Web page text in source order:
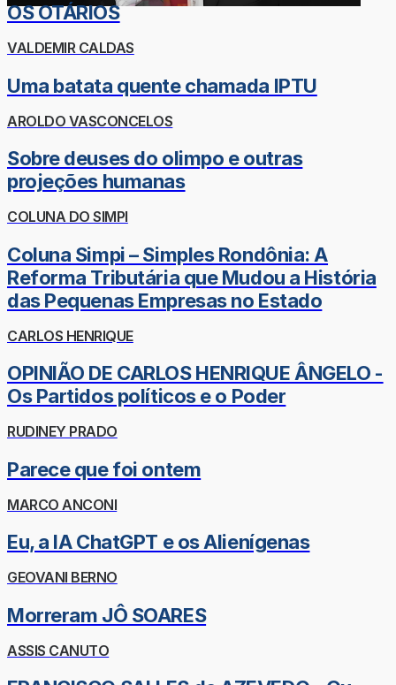
OS OTÁRIOS
VALDEMIR CALDAS
Uma batata quente chamada IPTU
AROLDO VASCONCELOS
Sobre deuses do olimpo e outras
projeções humanas
COLUNA DO SIMPI
Coluna Simpi – Simples Rondônia: A
Reforma Tributária que Mudou a História
das Pequenas Empresas no Estado
CARLOS HENRIQUE
OPINIÃO DE CARLOS HENRIQUE ÂNGELO -
Os Partidos políticos e o Poder
RUDINEY PRADO
Parece que foi ontem
MARCO ANCONI
Eu, a IA ChatGPT e os Alienígenas
GEOVANI BERNO
Morreram JÔ SOARES
ASSIS CANUTO